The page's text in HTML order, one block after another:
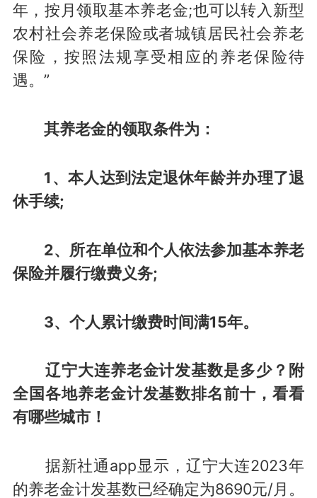
年，按月领取基本养老金;也可以转入新型
农村社会养老保险或者城镇居民社会养老
保险，按照法规享受相应的养老保险待
遇。”
其养老金的领取条件为：
1、本人达到法定退休年龄并办理了退
休手续;
2、所在单位和个人依法参加基本养老
保险并履行缴费义务;
3、个人累计缴费时间满15年。
辽宁大连养老金计发基数是多少？附
全国各地养老金计发基数排名前十，看看
有哪些城市！
据新社通app显示，辽宁大连2023年
的养老金计发基数已经确定为8690元/月。